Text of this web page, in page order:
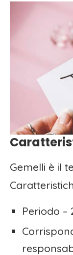
Gemelli è il
Periodo –